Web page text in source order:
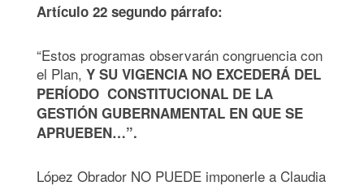
Artículo 22 segundo párrafo:
“Estos programas observarán congruencia con
el Plan, Y SU VIGENCIA NO EXCEDERÁ DEL
PERÍODO CONSTITUCIONAL DE LA
GESTIÓN GUBERNAMENTAL EN QUE SE
APRUEBEN…”.
López Obrador NO PUEDE imponerle a Claudia